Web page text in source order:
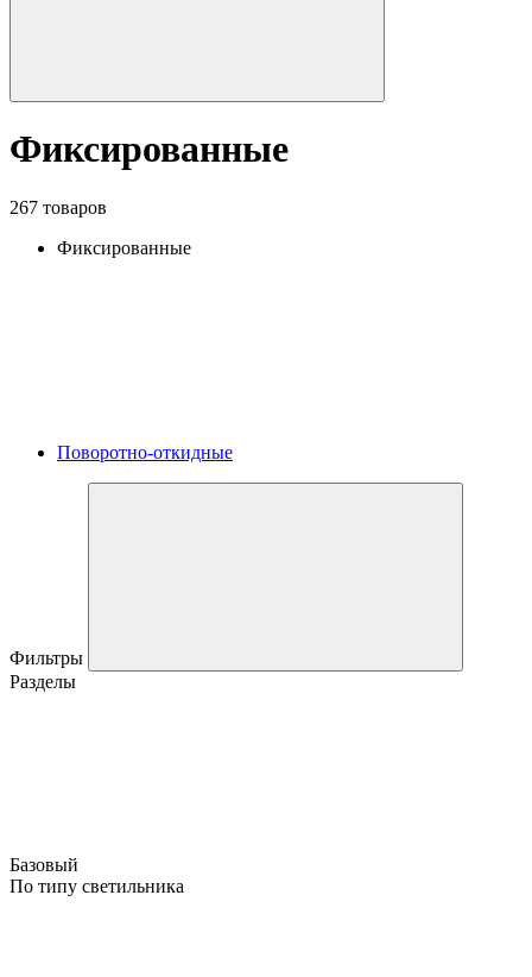
Фиксированные
267 товаров
Фиксированные
Поворотно-откидные
Фильтры
Разделы
Базовый
По типу светильника